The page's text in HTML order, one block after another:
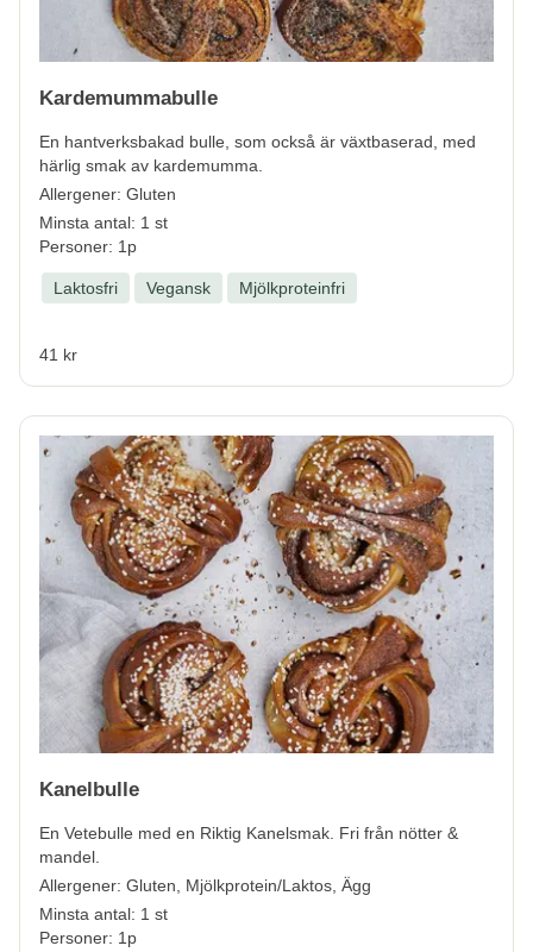
Kardemummabulle
En hantverksbakad bulle, som också är växtbaserad, med
härlig smak av kardemumma.
Allergener: Gluten
Minsta antal: 1 st
Personer: 1p
Laktosfri Vegansk Mjölkproteinfri
41 kr
Kanelbulle
En Vetebulle med en Riktig Kanelsmak. Fri från nötter &
mandel.
Allergener: Gluten, Mjölkprotein/Laktos, Ägg
Minsta antal: 1 st
Personer: 1p